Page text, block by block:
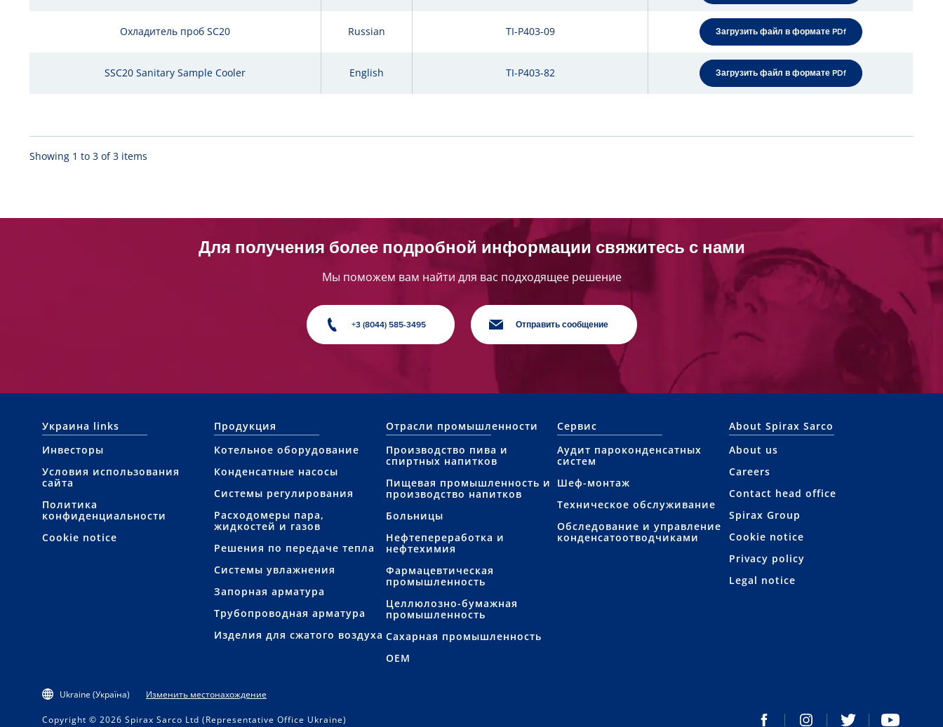
Охладитель проб SC20 Russian TI-P403-09 Загрузить файл в формате PDf
SSC20 Sanitary Sample Cooler English TI-P403-82 Загрузить файл в формате PDf
Showing 1 to 3 of 3 items
Для получения более подробной информации свяжитесь с нами
Мы поможем вам найти для вас подходящее решение
+3 (8044) 585-3495 Отправить сообщение
Украина links
Инвесторы
Условия использования
сайта
Политика
конфиденциальности
Cookie notice
Продукция
Котельное оборудование
Конденсатные насосы
Системы регулирования
Расходомеры пара,
жидкостей и газов
Решения по передаче тепла
Системы увлажнения
Запорная арматура
Трубопроводная арматура
Изделия для сжатого воздуха
Отрасли промышленности
Производство пива и
спиртных напитков
Пищевая промышленность и
производство напитков
Больницы
Нефтепереработка и
нефтехимия
Фармацевтическая
промышленность
Целлюлозно-бумажная
промышленность
Сахарная промышленность
OEM
Сервис
Аудит пароконденсатных
систем
Шеф-монтаж
Техническое обслуживание
Обследование и управление
конденсатоотводчиками
About Spirax Sarco
About us
Careers
Contact head office
Spirax Group
Cookie notice
Privacy policy
Legal notice
Ukraine (Україна) Изменить местонахождение
Copyright © 2026 Spirax Sarco Ltd (Representative Office Ukraine)